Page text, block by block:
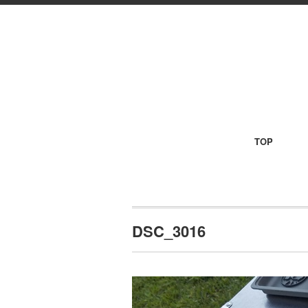
TOP
DSC_3016